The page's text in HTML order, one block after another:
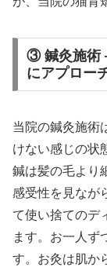
③ 鍼灸施術
にアプロー
当院の鍼灸施術
けない感じの状
鍼は髪の毛より
感受性を見なが
て使い捨てのデ
ます。お一人ず
す。お灸は肌か